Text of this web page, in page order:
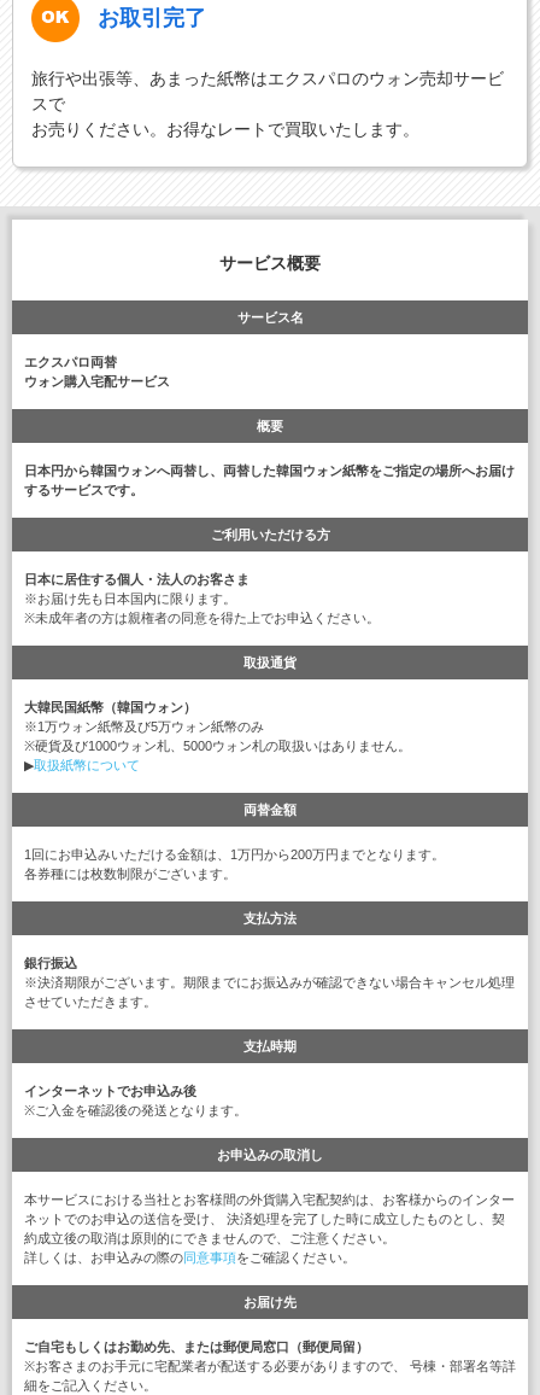
お取引完了
旅行や出張等、あまった紙幣はエクスパロのウォン売却サービ
スで
お売りください。お得なレートで買取いたします。
サービス概要
サービス名
エクスパロ両替
ウォン購入宅配サービス
概要
日本円から韓国ウォンへ両替し、両替した韓国ウォン紙幣をご指定の場所へお届け
するサービスです。
ご利用いただける方
日本に居住する個人・法人のお客さま
※お届け先も日本国内に限ります。
※未成年者の方は親権者の同意を得た上でお申込ください。
取扱通貨
大韓民国紙幣（韓国ウォン）
※1万ウォン紙幣及び5万ウォン紙幣のみ
※硬貨及び1000ウォン札、5000ウォン札の取扱いはありません。
▶取扱紙幣について
両替金額
1回にお申込みいただける金額は、1万円から200万円までとなります。
各券種には枚数制限がございます。
支払方法
銀行振込
※決済期限がございます。期限までにお振込みが確認できない場合キャンセル処理
させていただきます。
支払時期
インターネットでお申込み後
※ご入金を確認後の発送となります。
お申込みの取消し
本サービスにおける当社とお客様間の外貨購入宅配契約は、お客様からのインター
ネットでのお申込の送信を受け、 決済処理を完了した時に成立したものとし、契
約成立後の取消は原則的にできませんので、ご注意ください。
詳しくは、お申込みの際の同意事項をご確認ください。
お届け先
ご自宅もしくはお勤め先、または郵便局窓口（郵便局留）
※お客さまのお手元に宅配業者が配送する必要がありますので、 号棟・部署名等詳
細をご記入ください。